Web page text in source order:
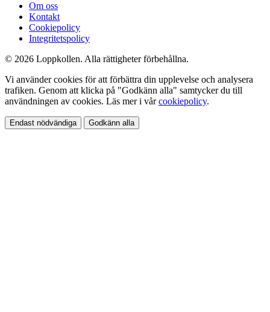
Om oss
Kontakt
Cookiepolicy
Integritetspolicy
© 2026 Loppkollen. Alla rättigheter förbehållna.
Vi använder cookies för att förbättra din upplevelse och analysera
trafiken. Genom att klicka på "Godkänn alla" samtycker du till
användningen av cookies. Läs mer i vårcookiepolicy.
Endast nödvändiga Godkänn alla